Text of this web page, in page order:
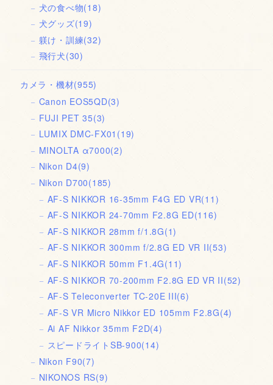
犬の食べ物(18)
犬グッズ(19)
躾け・訓練(32)
飛行犬(30)
カメラ・機材(955)
Canon EOS5QD(3)
FUJI PET 35(3)
LUMIX DMC-FX01 (19)
MINOLTA α7000(2)
Nikon D4(9)
Nikon D700(185)
AF-S NIKKOR 16-35mm F4G ED VR(11)
AF-S NIKKOR 24-70mm F2.8G ED(116)
AF-S NIKKOR 28mm f/1.8G(1)
AF-S NIKKOR 300mm f/2.8G ED VR II(53)
AF-S NIKKOR 50mm F1.4G(11)
AF-S NIKKOR 70-200mm F2.8G ED VR II(52)
AF-S Teleconverter TC-20E III(6)
AF-S VR Micro Nikkor ED 105mm F2.8G(4)
Ai AF Nikkor 35mm F2D(4)
スピードライトSB-900(14)
Nikon F90(7)
NIKONOS RS(9)